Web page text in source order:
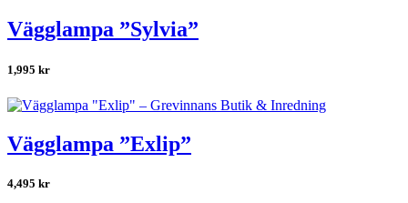
Vägglampa ”Sylvia”
1,995 kr
Vägglampa ”Exlip”
4,495 kr